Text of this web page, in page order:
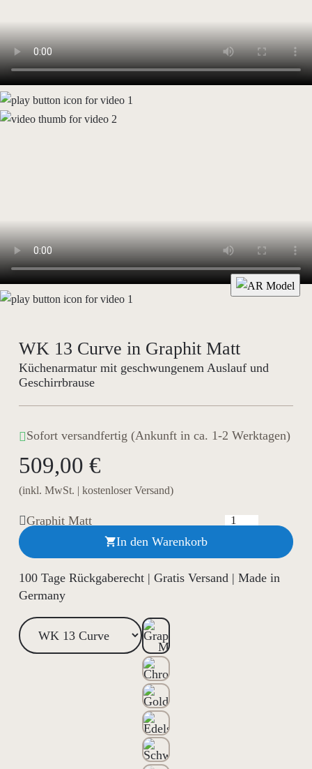
WK 13 Curve in Graphit Matt
Küchenarmatur mit geschwungenem Auslauf und
Geschirrbrause
Sofort versandfertig (Ankunft in ca. 1-2 Werktagen)
509,00 €
(inkl. MwSt. | kostenloser Versand)
Graphit Matt
In den Warenkorb
100 Tage Rückgaberecht | Gratis Versand | Made in
Germany